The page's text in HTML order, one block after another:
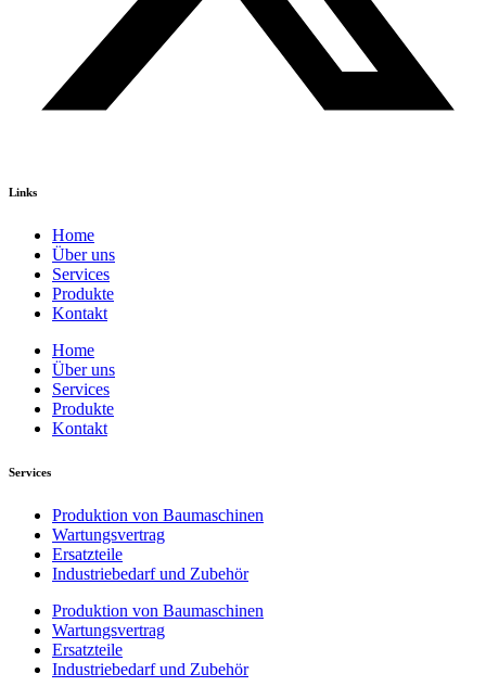
Links
Home
Über uns
Services
Produkte
Kontakt
Home
Über uns
Services
Produkte
Kontakt
Services
Produktion von Baumaschinen
Wartungsvertrag
Ersatzteile
Industriebedarf und Zubehör
Produktion von Baumaschinen
Wartungsvertrag
Ersatzteile
Industriebedarf und Zubehör